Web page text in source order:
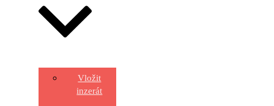
Vložit
inzerát